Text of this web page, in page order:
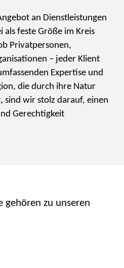
an Dienstleistungen
als feste Größe im Kreis
Privatpersonen,
– jeder Klient
Expertise und
die durch ihre Natur
sind wir stolz darauf, einen
Gerechtigkeit
gehören zu unseren